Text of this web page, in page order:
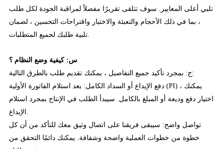
تلبي أعلى المعايير. سوف تتلقى تقريرًا مفصلاً لمراقبة الجودة لكل طلب
، بما في ذلك الأحجام والتعبئة والاختبار واقتراحات التحسين ، لضمان
س: كيفية وضع النظام ؟
ج: بمجرد تأكيد جميع التفاصيل ، يمكنك تقديم طلب بالطرق التالية:
دفع الإيداع أو السداد الكامل: بعد استلام الفاتورة الأولية (PI) ، يمكنك
اختيار دفع وديعة أو المبلغ بالكامل. سيبدأ الطلب في الإنتاج بمجرد استلام
تواصل واضح: سيبقى فريقنا على اتصال وثيق معك للتأكد من أن كل
خطوة من خطوات العملية واضحة وشفافة. يمكنك دائمًا التحقق من